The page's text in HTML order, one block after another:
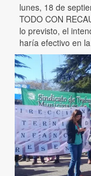
lunes, 18 de
TODO CON
lo previsto, el
haría efectivo en